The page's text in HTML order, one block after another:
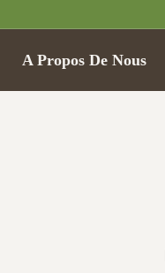
A Propos De Nous